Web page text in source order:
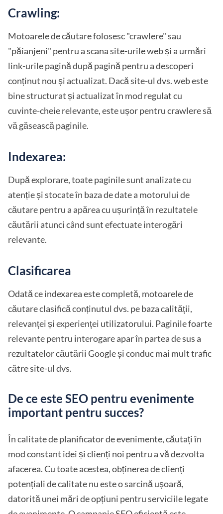
Crawling:
Motoarele de căutare folosesc "crawlere" sau
"păianjeni" pentru a scana site-urile web și a urmări
link-urile pagină după pagină pentru a descoperi
conținut nou și actualizat. Dacă site-ul dvs. web este
bine structurat și actualizat în mod regulat cu
cuvinte-cheie relevante, este ușor pentru crawlere să
vă găsească paginile.
Indexarea:
După explorare, toate paginile sunt analizate cu
atenție și stocate în baza de date a motorului de
căutare pentru a apărea cu ușurință în rezultatele
căutării atunci când sunt efectuate interogări
relevante.
Clasificarea
Odată ce indexarea este completă, motoarele de
căutare clasifică conținutul dvs. pe baza calității,
relevanței și experienței utilizatorului. Paginile foarte
relevante pentru interogare apar în partea de sus a
rezultatelor căutării Google și conduc mai mult trafic
către site-ul dvs.
De ce este SEO pentru evenimente
important pentru succes?
În calitate de planificator de evenimente, căutați în
mod constant idei și clienți noi pentru a vă dezvolta
afacerea. Cu toate acestea, obținerea de clienți
potențiali de calitate nu este o sarcină ușoară,
datorită unei mări de opțiuni pentru serviciile legate